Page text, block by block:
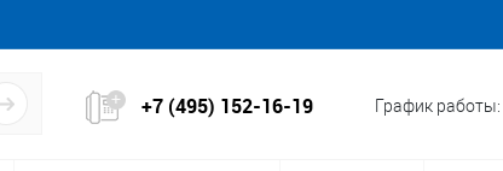
+7 (495) 152-16-19 График